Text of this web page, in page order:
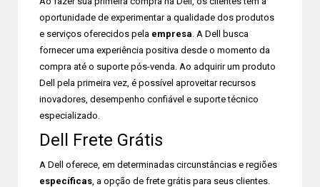
oportunidade de experimentar a qualidade dos produtos
e serviços oferecidos pela empresa . A Dell busca
fornecer uma experiência positiva desde o momento da
compra até o suporte pós-venda. Ao adquirir um produto
Dell pela primeira vez, é possível aproveitar recursos
inovadores, desempenho confiável e suporte técnico
especializado.
Dell Frete Grátis
A Dell oferece, em determinadas circunstâncias e regiões
específicas , a opção de frete grátis para seus clientes.